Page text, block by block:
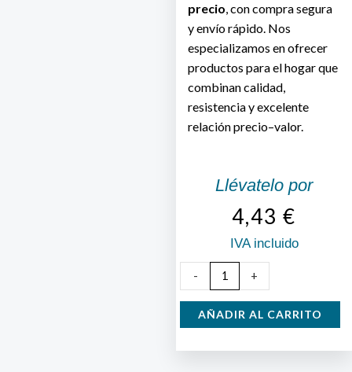
precio, con compra segura
y envío rápido. Nos
especializamos en ofrecer
productos para el hogar que
combinan calidad,
resistencia y excelente
relación precio–valor.
Llévatelo por
4,43 €
IVA incluido
-
Vidrio
Microondas
+
AÑADIR AL CARRITO